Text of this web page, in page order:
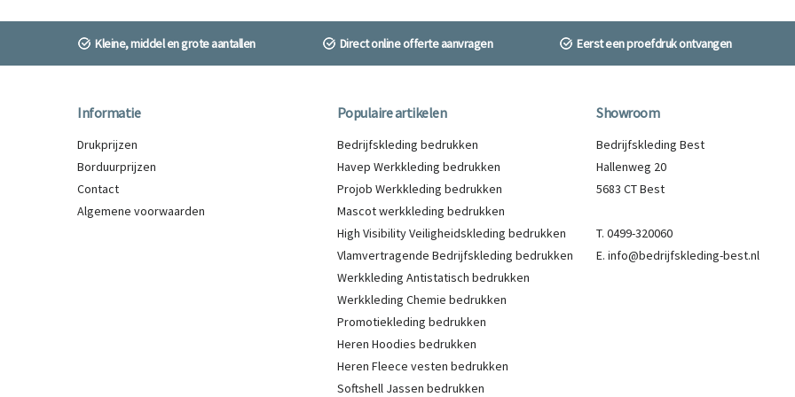
Kleine, middel en grote aantallen Direct online offerte aanvragen Eerst een proefdruk ontvangen
Informatie
Drukprijzen
Borduurprijzen
Contact
Algemene voorwaarden
Populaire artikelen
Bedrijfskleding bedrukken
Havep Werkkleding bedrukken
Projob Werkkleding bedrukken
Mascot werkkleding bedrukken
High Visibility Veiligheidskleding bedrukken
Vlamvertragende Bedrijfskleding bedrukken
Werkkleding Antistatisch bedrukken
Werkkleding Chemie bedrukken
Promotiekleding bedrukken
Heren Hoodies bedrukken
Heren Fleece vesten bedrukken
Softshell Jassen bedrukken
Showroom
Bedrijfskleding Best
Hallenweg 20
5683 CT Best
T. 0499-320060
E. info@bedrijfskleding-best.nl